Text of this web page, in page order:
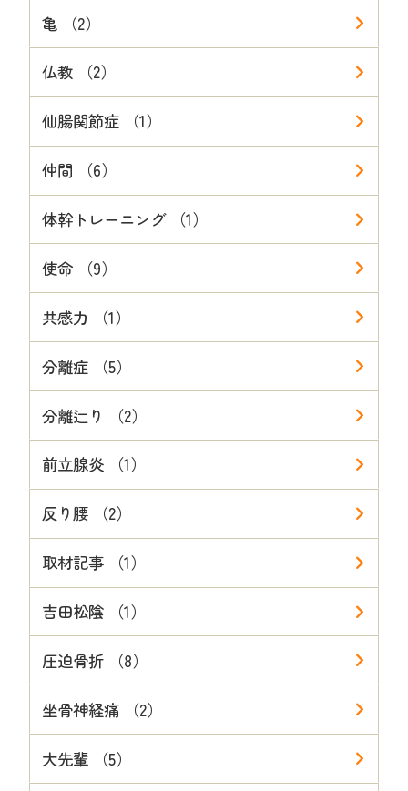
亀 （2）
仏教 （2）
仙腸関節症 （1）
仲間 （6）
体幹トレーニング （1）
使命 （9）
共感力 （1）
分離症 （5）
分離辷り （2）
前立腺炎 （1）
反り腰 （2）
取材記事 （1）
吉田松陰 （1）
圧迫骨折 （8）
坐骨神経痛 （2）
大先輩 （5）